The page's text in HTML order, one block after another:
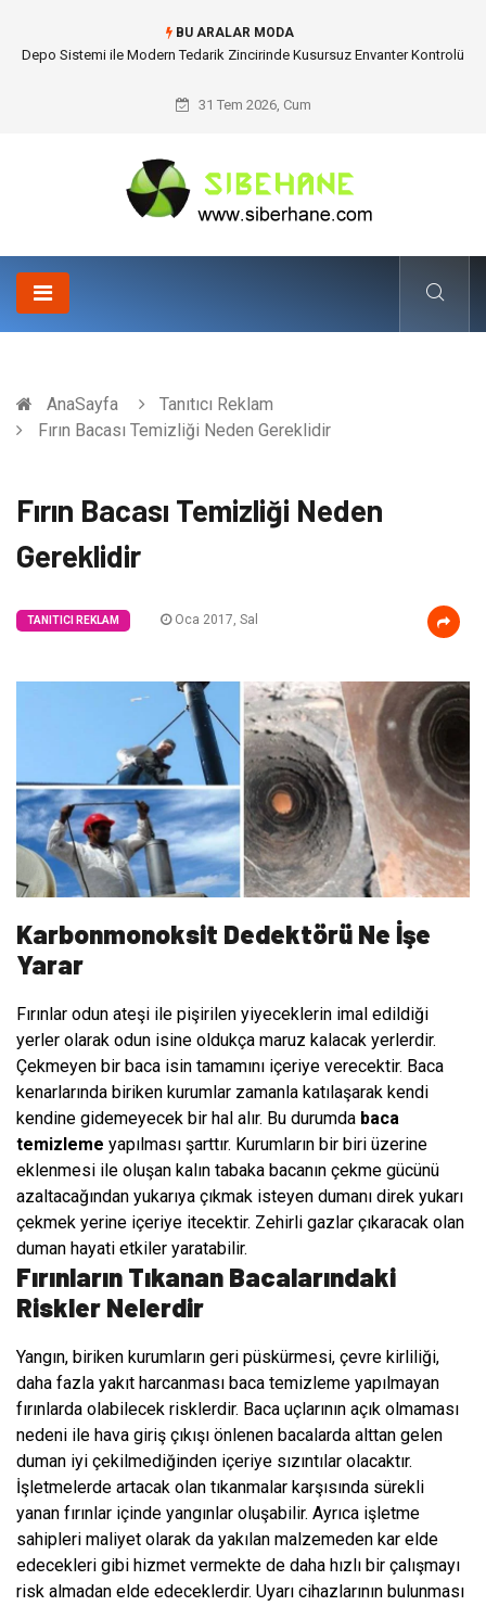
BU ARALAR MODA
Depo Sistemi ile Modern Tedarik Zincirinde Kusursuz Envanter Kontrolü
31 Tem 2026, Cum
AnaSayfa
Tanıtıcı Reklam
Fırın Bacası Temizliği Neden Gereklidir
Fırın Bacası Temizliği Neden
Gereklidir
TANITICI REKLAM Oca 2017, Sal
Karbonmonoksit Dedektörü Ne İşe
Yarar
Fırınlar odun ateşi ile pişirilen yiyeceklerin imal edildiği
yerler olarak odun isine oldukça maruz kalacak yerlerdir.
Çekmeyen bir baca isin tamamını içeriye verecektir. Baca
kenarlarında biriken kurumlar zamanla katılaşarak kendi
kendine gidemeyecek bir hal alır. Bu durumda baca
temizleme yapılması şarttır. Kurumların bir biri üzerine
eklenmesi ile oluşan kalın tabaka bacanın çekme gücünü
azaltacağından yukarıya çıkmak isteyen dumanı direk yukarı
çekmek yerine içeriye itecektir. Zehirli gazlar çıkaracak olan
duman hayati etkiler yaratabilir.
Fırınların Tıkanan Bacalarındaki
Riskler Nelerdir
Yangın, biriken kurumların geri püskürmesi, çevre kirliliği,
daha fazla yakıt harcanması baca temizleme yapılmayan
fırınlarda olabilecek risklerdir. Baca uçlarının açık olmaması
nedeni ile hava giriş çıkışı önlenen bacalarda alttan gelen
duman iyi çekilmediğinden içeriye sızıntılar olacaktır.
İşletmelerde artacak olan tıkanmalar karşısında sürekli
yanan fırınlar içinde yangınlar oluşabilir. Ayrıca işletme
sahipleri maliyet olarak da yakılan malzemeden kar elde
edecekleri gibi hizmet vermekte de daha hızlı bir çalışmayı
risk almadan elde edeceklerdir. Uyarı cihazlarının bulunması